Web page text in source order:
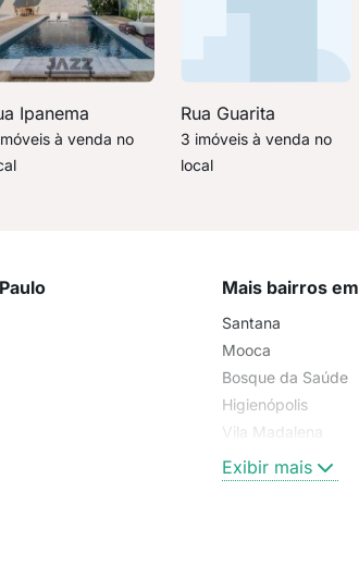
Ipanema
à venda no
Rua Guarita
3 imóveis à venda no
local
Mais bairros
Santana
Mooca
Bosque da Saúde
Higienópolis
Vila Madalena
Exibir mais